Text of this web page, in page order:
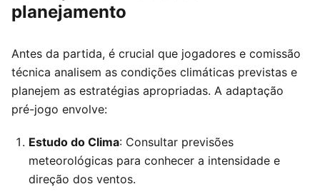
planejamento
Antes da partida, é crucial que jogadores e comissão
técnica analisem as condições climáticas previstas e
planejem as estratégias apropriadas. A adaptação
pré-jogo envolve:
Estudo do Clima: Consultar previsões
meteorológicas para conhecer a intensidade e
direção dos ventos.